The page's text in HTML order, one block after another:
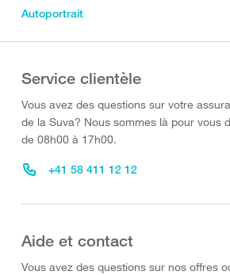
Autoportrait
Service clientèle
Vous avez des questions sur votre
de la Suva? Nous sommes là pour vous
de 08h00 à 17h00.
+41 58 411 12 12
Aide et contact
Vous avez des questions sur nos offres